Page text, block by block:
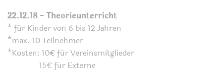
22.12.18 - Theorieunterricht
* für Kinder von 6 bis 12 Jahren
*max. 10 Teilnehmer
*Kosten: 10€ für Vereinsmitglieder
15€ für Externe